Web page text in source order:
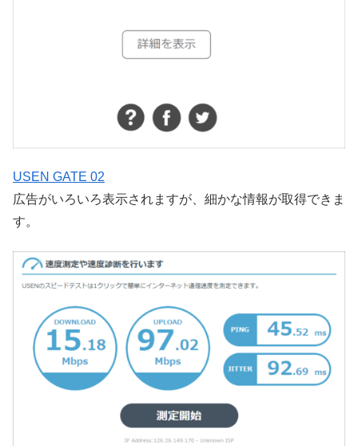
USEN GATE 02
広告がいろいろ表示されますが、細かな情報が取得できま
す。